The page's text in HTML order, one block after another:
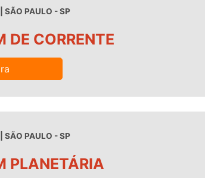
SÃO PAULO - SP
DE CORRENTE
SÃO PAULO - SP
PLANETÁRIA